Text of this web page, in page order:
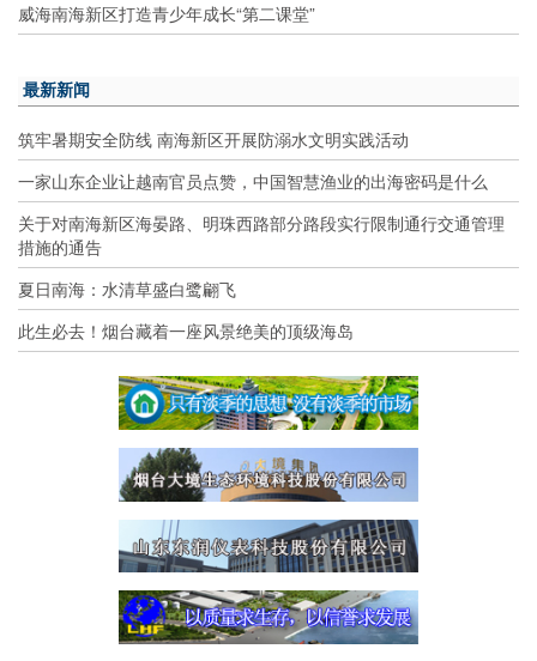
威海南海新区打造青少年成长“第二课堂”
最新新闻
筑牢暑期安全防线 南海新区开展防溺水文明实践活动
一家山东企业让越南官员点赞，中国智慧渔业的出海密码是什么
关于对南海新区海晏路、明珠西路部分路段实行限制通行交通管理
措施的通告
夏日南海：水清草盛白鹭翩飞
此生必去！烟台藏着一座风景绝美的顶级海岛